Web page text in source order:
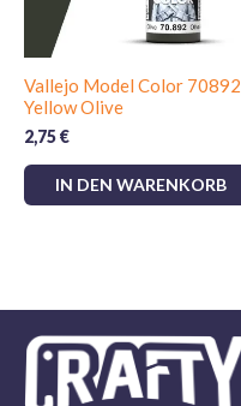
Vallejo Model Color 70892
Yellow Olive
2,75€
IN DEN WARENKORB